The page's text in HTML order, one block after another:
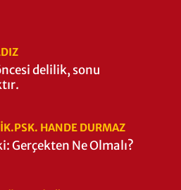
delilik, sonu
HANDE DURMAZ
Gerçekten Ne Olmalı?